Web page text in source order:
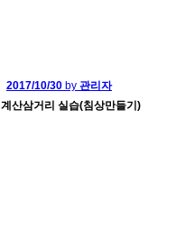
2017/10/30 by 관리자
계산삼거리 실습(침상만들기)